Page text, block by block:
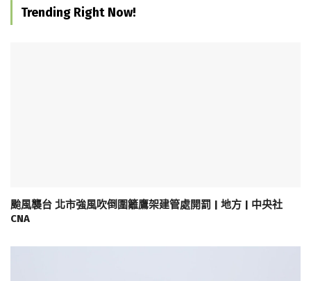
Trending Right Now!
颱風襲台 北市強風吹倒圍籬鷹架建管處開罰 | 地方 | 中央社
CNA